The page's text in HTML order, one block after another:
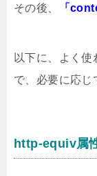
その後、
「
以下に、よく
で、必要に応じ
http-equiv属